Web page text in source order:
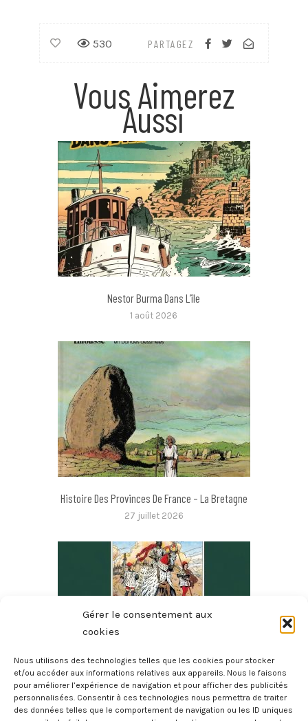
Gérer le consentement aux
cookies
Nous utilisons des technologies telles que les cookies pour stocker
et/ou accéder aux informations relatives aux appareils. Nous le faisons
pour améliorer l’expérience de navigation et pour afficher des publicités
personnalisées. Consentir à ces technologies nous permettra de traiter
des données telles que le comportement de navigation ou les ID uniques
PARTAGEZ
530
Vous Aimerez
Aussi
Nestor Burma Dans L’île
1 août 2026
Histoire Des Provinces De France – La Bretagne
27 juillet 2026
2000 Deux Mille Ans D’histoire De La Bretagne
20 juillet 2026